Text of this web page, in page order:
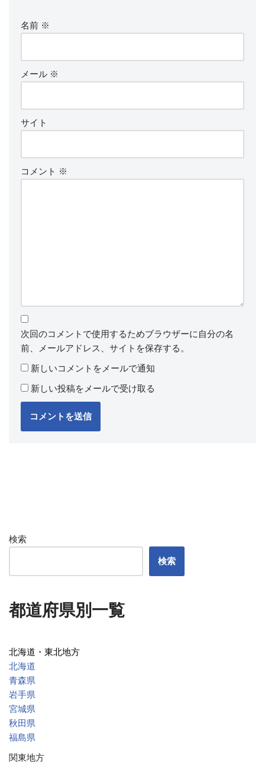
名前 ※
メール ※
サイト
コメント ※
次回のコメントで使用するためブラウザーに自分の名
前、メールアドレス、サイトを保存する。
新しいコメントをメールで通知
新しい投稿をメールで受け取る
検索
検索
都道府県別一覧
北海道・東北地方
北海道
青森県
岩手県
宮城県
秋田県
福島県
関東地方